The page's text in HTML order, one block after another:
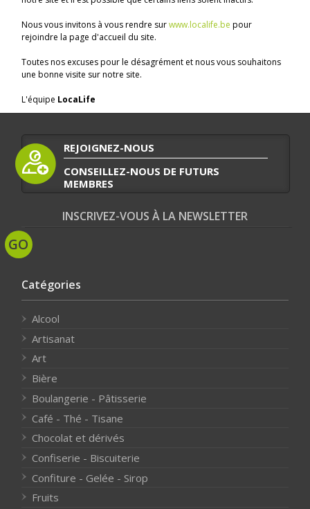
Nous vous invitons à vous rendre surwww.localife.be pour
rejoindre la page d'accueil du site.
Toutes nos excuses pour le désagrément et nous vous souhaitons
une bonne visite sur notre site.
L'équipe LocaLife
REJOIGNEZ-NOUS
CONSEILLEZ-NOUS DE FUTURS
MEMBRES
INSCRIVEZ-VOUS À LA NEWSLETTER
Catégories
Alcool
Artisanat
Art
Bière
Boulangerie - Pâtisserie
Café - Thé - Tisane
Chocolat et dérivés
Confiserie - Biscuiterie
Confiture - Gelée - Sirop
Fruits